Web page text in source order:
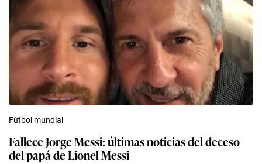
Fútbol mundial
Fallece Jorge Messi: últimas noticias del deceso
del papá de Lionel Messi